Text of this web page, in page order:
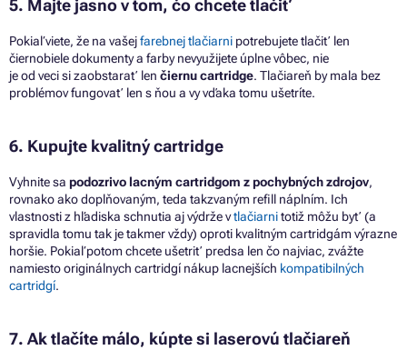
5. Majte jasnovtom, čochcete tlačiť
Pokiaľ viete, že na vašejfarebnej tlačiarni potrebujete tlačiť len
čiernobiele dokumentya farby nevyužijete úplne vôbec, nie
jeod vecisizaobstarať len čiernu cartridge. Tlačiareň bymala bez
problémov fungovať len s ňou a vy vďaka tomu ušetríte.
6. Kupujte kvalitný cartridge
Vyhnitesa podozrivo lacným cartridgom zpochybných zdrojov,
rovnako ako doplňovaným, teda takzvaným refill náplním. Ich
vlastnostiz hľadiska schnutia ajvýdrževtlačiarnitotiž môžu byť (a
spravidla tomu tak jetakmer vždy) oproti kvalitným cartridgám výrazne
horšie. Pokiaľ potom chcete ušetriť predsa len čo najviac, zvážte
namiesto originálnych cartridgí nákup lacnejších kompatibilných
cartridgí.
7. Ak tlačíte málo, kúptesi laserovú tlačiareň